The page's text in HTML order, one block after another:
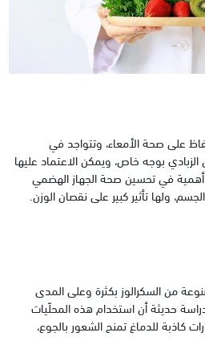
على صحة الأمعاء، وتتواجد في
بوجه خاص، ويمكن الاعتماد عليها
في تحسين صحة الجهاز الهضمي
ولها تأثير كبير على نقصان الوزن.
من السكرالوز بكثرة وعلى المدى
حديثة أن استخدام هذه المحلّيات
كاذبة للدماغ تمنح الشعور بالجوع،